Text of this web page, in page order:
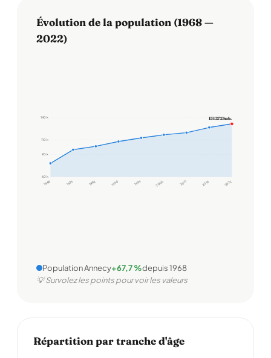
Évolution de la population (1968 —
2022)
60 k
90 k
110 k
140 k
1968 1975 1982 1990 1999 2006 2011 2016 2022
131 272 hab.
Population Annecy+67,7 %depuis 1968
💡 Survolez les points pour voir les valeurs
Répartition par tranche d'âge